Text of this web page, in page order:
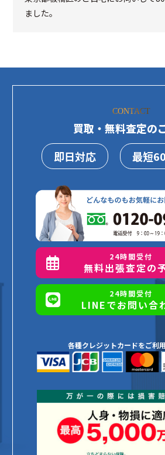
ました。
CONTACT
買取・無料査定の
即日対応
最短
24時間受付
無料出張査定の
24時間受付
LINEでお問い合
各種クレジットカードをご利